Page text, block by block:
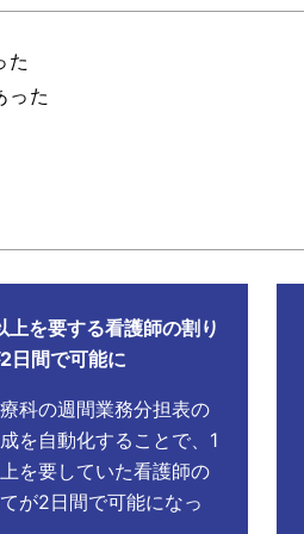
た
った
上を要する看護師の割り
日間で可能に
科の週間業務分担表の
を自動化することで、1
を要していた看護師の
が2日間で可能になっ